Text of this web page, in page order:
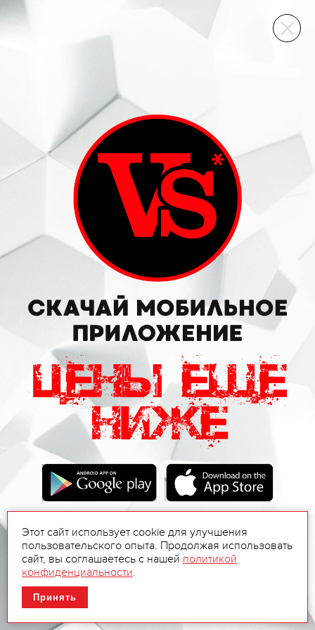
ВИННЫЙ СКЛАД
Этот сайт использует cookie для улучшения
пользовательского опыта. Продолжая использовать
сайт, вы соглашаетесь с нашей политикой
конфиденциальности.
Принять